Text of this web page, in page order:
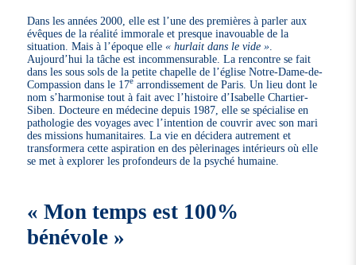
Dans les années 2000, elle est l’une des premières à parler aux
évêques de la réalité immorale et presque inavouable de la
situation. Mais à l’époque elle« hurlait dans le vide »
Aujourd’hui la tâche est incommensurable. La rencontre se fait
dans les sous sols de la petite chapelle de l’église Notre-Dame-de-
Compassion dans le 17e arrondissement de Paris. Un lieu dont le
nom s’harmonise tout à fait avec l’histoire d’Isabelle Chartier-
Siben. Docteure en médecine depuis 1987, elle se spécialise en
pathologie des voyages avec l’intention de couvrir avec son mari
des missions humanitaires. La vie en décidera autrement et
transformera cette aspiration en des pèlerinages intérieurs où elle
se met à explorer les profondeurs de la psyché humaine.
« Mon temps est 100%
bénévole »